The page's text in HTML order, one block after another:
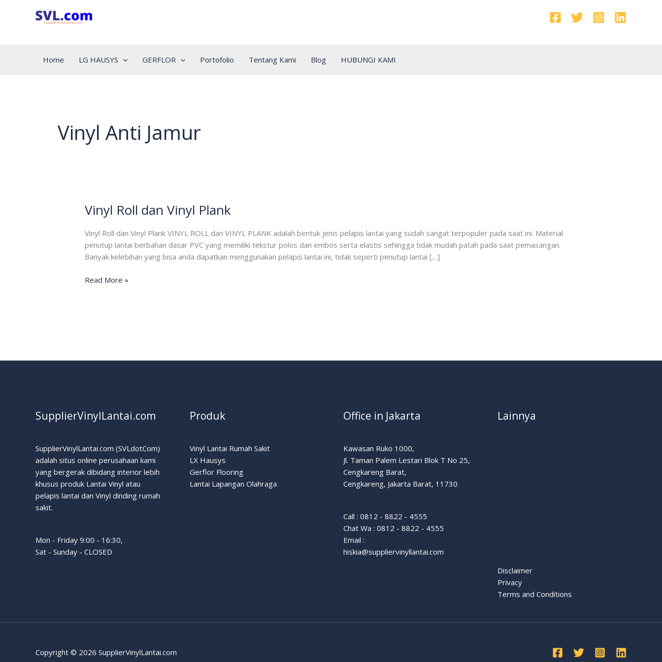
Home LG HAUSYS GERFLOR Portofolio Tentang Kami Blog HUBUNGI KAMI
Vinyl Anti Jamur
Vinyl Roll dan Vinyl Plank
Vinyl Roll dan Vinyl Plank VINYL ROLL dan VINYL PLANK adalah bentuk jenis pelapis lantai yang sudah sangat terpopuler pada saat ini. Material
penutup lantai berbahan dasar PVC yang memiliki tekstur polos dan embos serta elastis sehingga tidak mudah patah pada saat pemasangan.
Banyak kelebihan yang bisa anda dapatkan menggunakan pelapis lantai ini, tidak seperti penutup lantai […]
Vinyl
dan
Vinyl
Plank
Read More »
SupplierVinylLantai.com
SupplierVinylLantai.com (SVLdotCom)
adalah situs online perusahaan kami
yang bergerak dibidang interior lebih
khusus produk Lantai Vinyl atau
pelapis lantai dan Vinyl dinding rumah
sakit.
Mon - Friday 9:00 - 16:30,
Sat - Sunday - CLOSED
Produk
Vinyl Lantai Rumah Sakit
LX Hausys
Gerflor Flooring
Lantai Lapangan Olahraga
Office in Jakarta
Kawasan Ruko 1000,
Jl. Taman Palem Lestari Blok T No 25,
Cengkareng Barat,
Cengkareng, Jakarta Barat, 11730
Call : 0812 - 8822 - 4555
Chat Wa : 0812 - 8822 - 4555
Email :
hiskia@suppliervinyllantai.com
Lainnya
Disclaimer
Privacy
Terms and Conditions
Copyright © 2026 SupplierVinylLantai.com